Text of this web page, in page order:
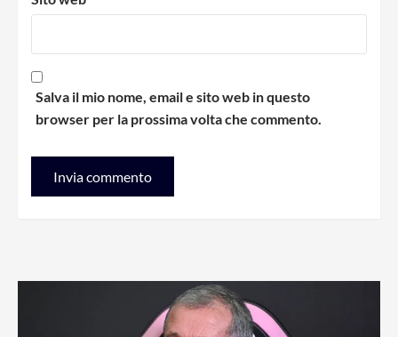
Salva il mio nome, email e sito web in questo
browser per la prossima volta che commento.